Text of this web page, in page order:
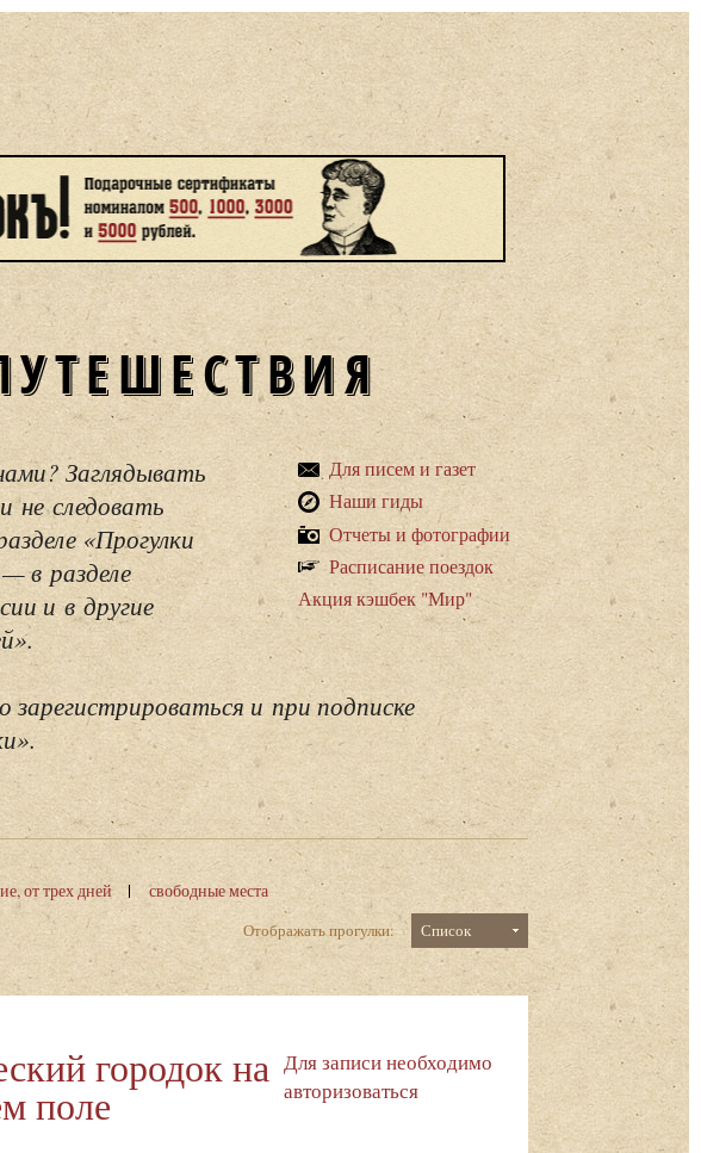
Для писем и газет
Наши гиды
Отчеты и фотографии
Расписание поездок
Акция кэшбек "Мир"
Заглядывать
не следовать
«Прогулки
в разделе
и в другие
и при подписке
от трех дней
свободные места
Отображать прогулки:
Список
городок на
поле
Для записи необходимо
авторизоваться